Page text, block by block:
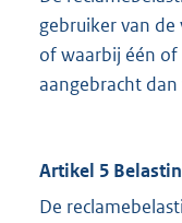
gebruiker van
of waarbij één
aangebracht
Artikel 5
De